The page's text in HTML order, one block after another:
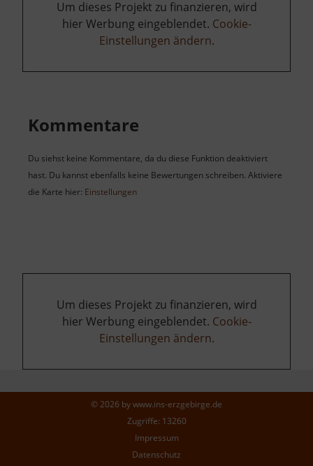
Um dieses Projekt zu finanzieren, wird
hier Werbung eingeblendet. Cookie-
Einstellungen ändern.
Kommentare
Du siehst keine Kommentare, da du diese Funktion deaktiviert
hast. Du kannst ebenfalls keine Bewertungen schreiben. Aktiviere
die Karte hier: Einstellungen
Um dieses Projekt zu finanzieren, wird
hier Werbung eingeblendet. Cookie-
Einstellungen ändern.
© 2026 bywww.ins-erzgebirge.de
Zugriffe: 13260
Impressum
Datenschutz